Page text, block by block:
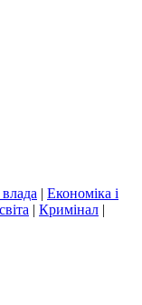
| Економіка і
| Кримінал |